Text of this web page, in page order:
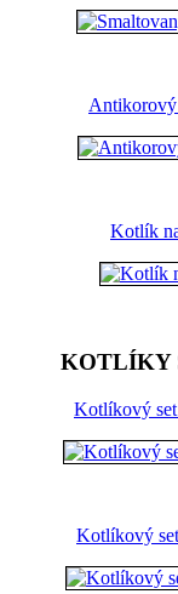
Kotlík
KOTLÍKY
Kotlíkový
Kotlíkový